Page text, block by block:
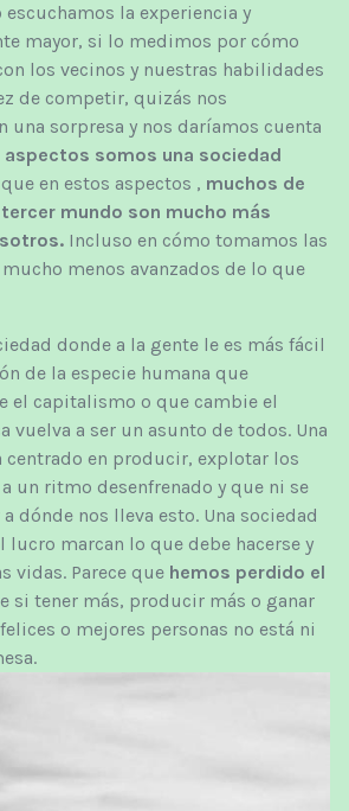
la experiencia y
mayor, si lo medimos por cómo
los vecinos y nuestras habilidades
de competir, quizás nos
una sorpresa y nos daríamos cuenta
aspectos somos una sociedad
en estos aspectos , muchos de
mundo son mucho más
Incluso en cómo tomamos las
menos avanzados de lo que
donde a la gente le es más fácil
de la especie humana que
el capitalismo o que cambie el
vuelva a ser un asunto de todos. Una
centrado en producir, explotar los
un ritmo desenfrenado y que ni se
dónde nos lleva esto. Una sociedad
lucro marcan lo que debe hacerse y
vidas. Parece que hemos perdido el
si tener más, producir más o ganar
o mejores personas no está ni